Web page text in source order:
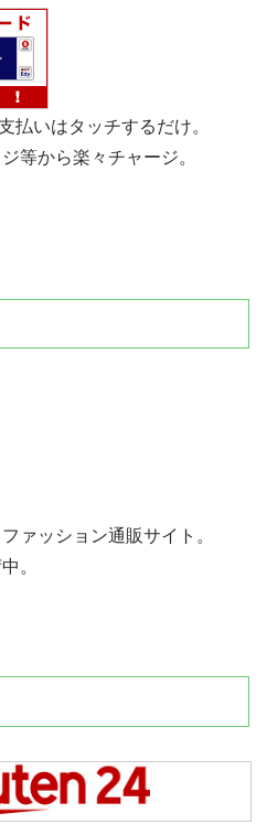
払いはタッチするだけ。
等から楽々チャージ。
ァッション通販サイト。
。